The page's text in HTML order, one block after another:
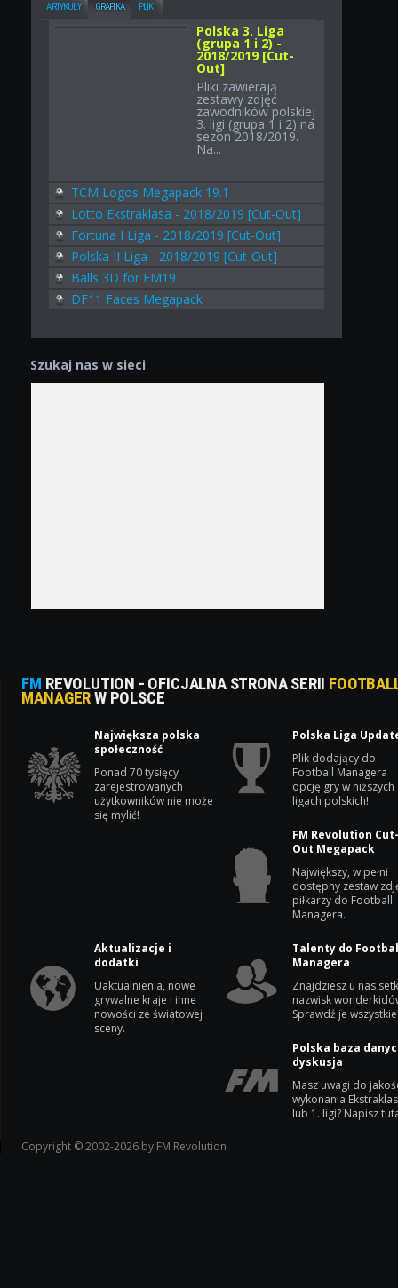
ARTYKUŁY GRAFIKA PLIKI
Polska 3. Liga
(grupa 1 i 2) -
2018/2019 [Cut-
Out]
Pliki zawierają
zestawy zdjęć
zawodników polskiej
3. ligi (grupa 1 i 2) na
sezon 2018/2019.
Na...
TCM Logos Megapack 19.1
Lotto Ekstraklasa - 2018/2019 [Cut-Out]
Fortuna I Liga - 2018/2019 [Cut-Out]
Polska II Liga - 2018/2019 [Cut-Out]
Balls 3D for FM19
DF11 Faces Megapack
Szukaj nas w sieci
FM REVOLUTION - OFICJALNA STRONA SERII
MANAGERW POLSCE
Największa polska
społeczność
Ponad 70 tysięcy
zarejestrowanych
użytkowników nie może
się mylić!
Polska Liga
Plik dodający do
Football Managera
opcję gry w niższych
ligach polskich!
FM Revolution
Out Megapack
Największy, w pełni
dostępny zestaw
piłkarzy do Football
Managera.
Aktualizacje i
dodatki
Uaktualnienia, nowe
grywalne kraje i inne
nowości ze światowej
sceny.
Talenty do
Managera
Znajdziesz u nas
nazwisk
Sprawdź je
Polska baza
dyskusja
Masz uwagi do
wykonania
lub 1. ligi? Napisz
Copyright © 2002-2026 by FM Revolution